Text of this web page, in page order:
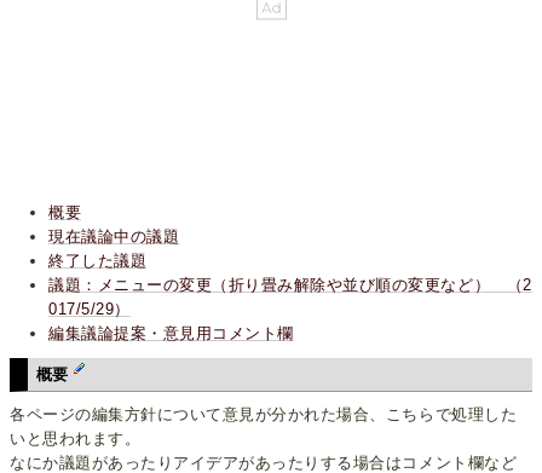
概要
現在議論中の議題
終了した議題
議題：メニューの変更（折り畳み解除や並び順の変更など） （2
017/5/29）
編集議論提案・意見用コメント欄
概要
各ページの編集方針について意見が分かれた場合、こちらで処理した
いと思われます。
なにか議題があったりアイデアがあったりする場合はコメント欄など